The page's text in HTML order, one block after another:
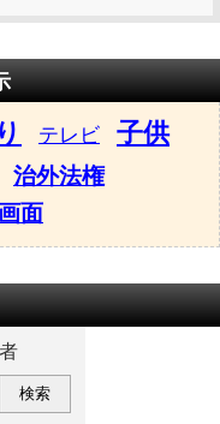
テレビ 子供
治外法権
面